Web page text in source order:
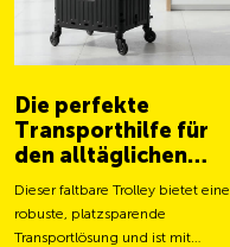
Die perfekte
Transporthilfe für
den alltäglichen
Gebrauch
Dieser faltbare Trolley bietet eine
robuste, platzsparende
Transportlösung und ist mit